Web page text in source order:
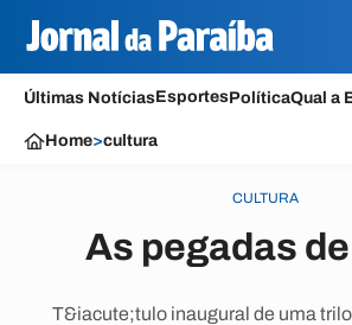
Últimas NotíciasEsportesPolíticaQual a
Home>cultura
CULTURA
As pegadas
T&iacute;tulo inaugural de uma